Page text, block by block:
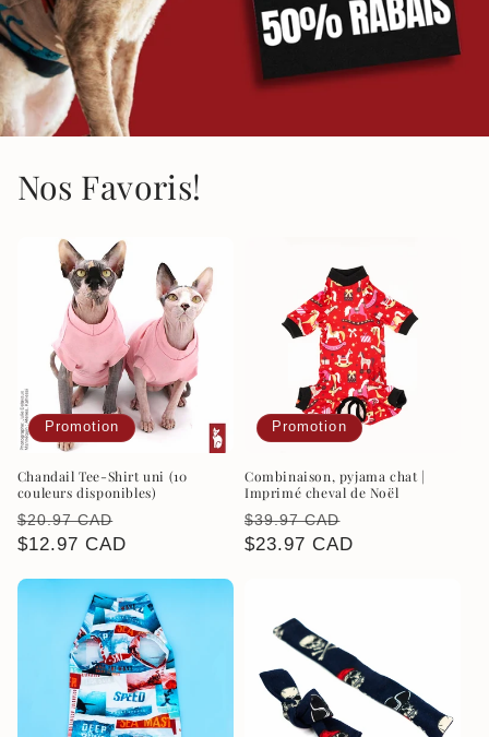
Nos Favoris!
Promotion
Chandail Tee-Shirt uni (10
couleurs disponibles)
Prix
habituel
$20.97 CAD
promotionnel
$12.97 CAD
Promotion
Combinaison, pyjama chat |
Imprimé cheval de Noël
Prix
habituel
$39.97 CAD
promotionnel
$23.97 CAD